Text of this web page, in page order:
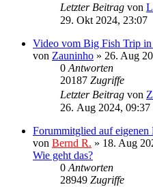
Letzter Beitrag von
29. Okt 2024, 23:07
Video vom Big Fish Trip
von Zauninho » 26. Aug
0 Antworten
20187 Zugriffe
Letzter Beitrag von
26. Aug 2024, 09:37
Forummitglied auf eigenen
von Bernd R. » 18. Aug
Wie geht das?
0 Antworten
28949 Zugriffe